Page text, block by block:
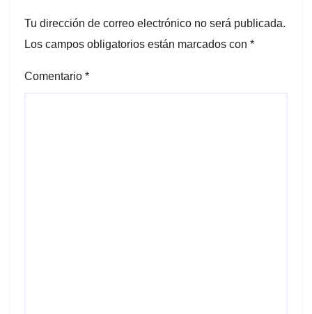
Tu dirección de correo electrónico no será publicada.
Los campos obligatorios están marcados con *
Comentario *